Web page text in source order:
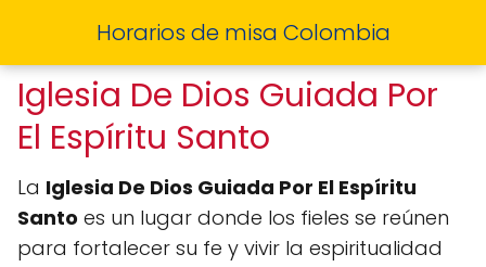
Horarios de misa Colombia
Iglesia De Dios Guiada Por
El Espíritu Santo
La Iglesia De Dios Guiada Por El Espíritu
Santo es un lugar donde los fieles se reúnen
para fortalecer su fe y vivir la espiritualidad